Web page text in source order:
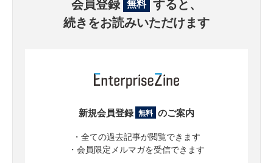
無料
続きをお読みいただけます
新規会員登録 無料 のご案内
・全ての過去記事が閲覧できます
・会員限定メルマガを受信できます